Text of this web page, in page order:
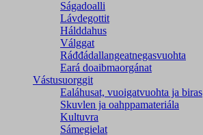
Ságadoalli
Lávdegottit
Hálddahus
Válggat
Ráđđádallangeatnegas­vuohta
Eará doaibmaorgánat
Vástusuorggit
Ealáhusat, vuoigatvuohta ja biras
Skuvlen ja oahppamateriála
Kultuvra
Sámegielat